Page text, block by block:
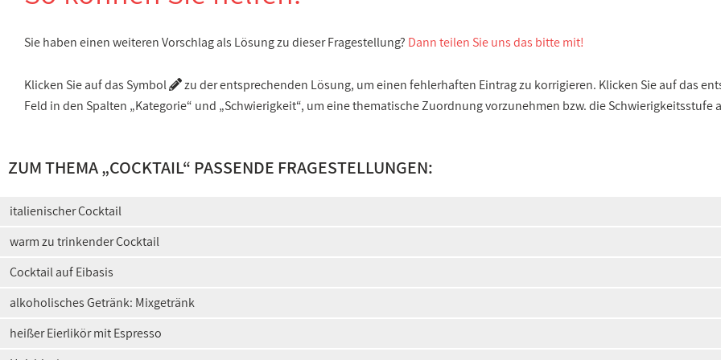
Sie haben einen weiteren Vorschlag als Lösung zu dieser Fragestellung? Dann teilen Sie uns das bitte mit!
Klicken Sie auf das Symbol
zu der entsprechenden Lösung, um einen fehlerhaften Eintrag zu korrigieren. Klicken Sie auf das
Feld in den Spalten „Kategorie“ und „Schwierigkeit“, um eine thematische Zuordnung vorzunehmen bzw. die Schwierigkeitsstufe
ZUM THEMA „COCKTAIL“ PASSENDE FRAGESTELLUNGEN:
italienischer Cocktail
warm zu trinkender Cocktail
Cocktail auf Eibasis
alkoholisches Getränk: Mixgetränk
heißer Eierlikör mit Espresso